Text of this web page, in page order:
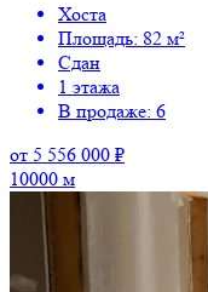
Хоста
Площадь: 82 м²
Сдан
1 этажа
В продаже: 6
от 5 556 000 ₽
10000 м